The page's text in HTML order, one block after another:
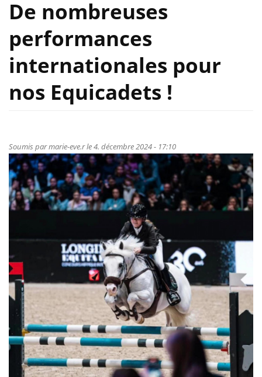
De nombreuses
performances
internationales pour
nos Equicadets !
Soumis parmarie-eve.rle 4. décembre 2024 - 17:10